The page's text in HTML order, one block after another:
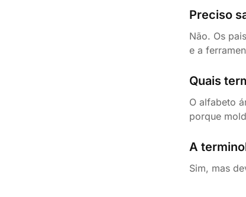
Preciso
Não. Os
e a
Quais
O alfabeto
porque
A
Sim, mas